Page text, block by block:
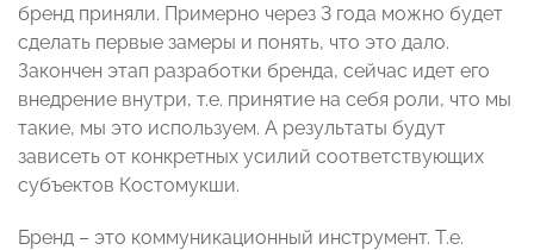
бренд приняли. Примерно через 3 года можно будет
сделать первые замеры и понять, что это дало.
Закончен этап разработки бренда, сейчас идет его
внедрение внутри, т.е. принятие на себя роли, что мы
такие, мы это используем. А результаты будут
зависеть от конкретных усилий соответствующих
субъектов Костомукши.
Бренд – это коммуникационный инструмент. Т.е.